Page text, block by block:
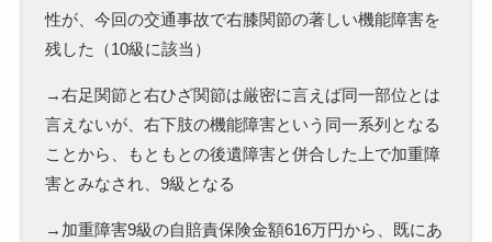
性が、今回の交通事故で右膝関節の著しい機能障害を
残した（10級に該当）
→右足関節と右ひざ関節は厳密に言えば同一部位とは
言えないが、右下肢の機能障害という同一系列となる
ことから、もともとの後遺障害と併合した上で加重障
害とみなされ、9級となる
→加重障害9級の自賠責保険金額616万円から、既にあ